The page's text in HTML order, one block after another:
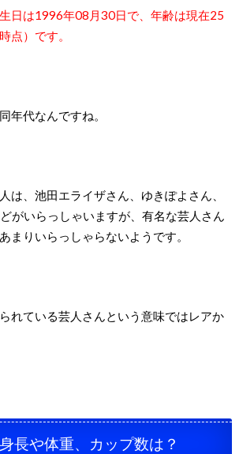
日は1996年08月30日で、年齢は現在25
点）です。
年代なんですね。
は、池田エライザさん、ゆきぽよさん、
がいらっしゃいますが、有名な芸人さん
まりいらっしゃらないようです。
れている芸人さんという意味ではレアか
長や体重、カップ数は？